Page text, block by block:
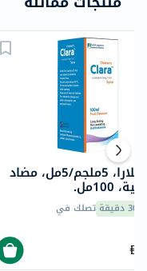
شراب كلارا، 5ملجم/5مل، مضاد
100مل.
30 دقيقة تصلك في